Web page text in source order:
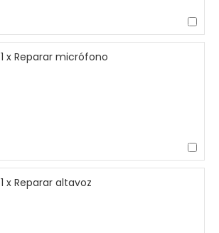
1 x Reparar micrófono
1 x Reparar altavoz